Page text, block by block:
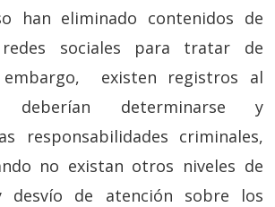
han eliminado contenidos de
sociales para tratar de
existen registros al
determinarse y
responsabilidades criminales,
no existan otros niveles de
desvío de atención sobre los